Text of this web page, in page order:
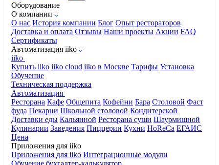
Оборудование
О компании
О нас История компании Блог Опыт рестораторов
Доставка и оплата Отзывы Наши проекты Акции FAQ
Сертификаты
Автоматизация iiko
iiko
Купить iiko iiko cloud iiko в Москве Тарифы Установка
Обучение
Техническая поддержка
Автоматизация
Ресторана Кафе Общепита Кофейни Бара Столовой Фаст
фуда Пекарни Школьной столовой Кондитерской
Доставки еды Кальянной Ресторана суши Шаурмишной
Кулинарии Заведения Пиццерии Кухни HoReCa ЕГАИС
Цена
Приложения для iiko
Приложения для iiko Интеграционные модули
Обучение бухгалтер-калькулятор